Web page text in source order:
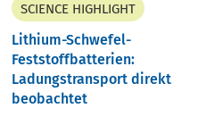
SCIENCE HIGHLIGHT
Lithium-Schwefel-
Feststoffbatterien:
Ladungstransport direkt
beobachtet